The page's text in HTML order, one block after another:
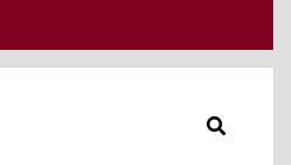
Search